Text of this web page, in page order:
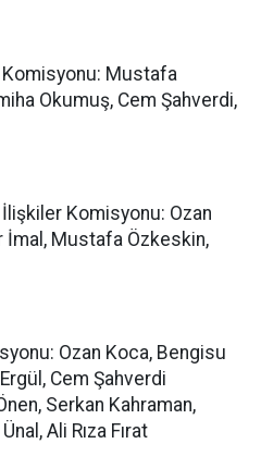
Komisyonu: Mustafa
Okumuş, Cem Şahverdi,
Komisyonu: Ozan
İmal, Mustafa Özkeskin,
Ozan Koca, Bengisu
Cem Şahverdi
Serkan Kahraman,
Ali Rıza Fırat